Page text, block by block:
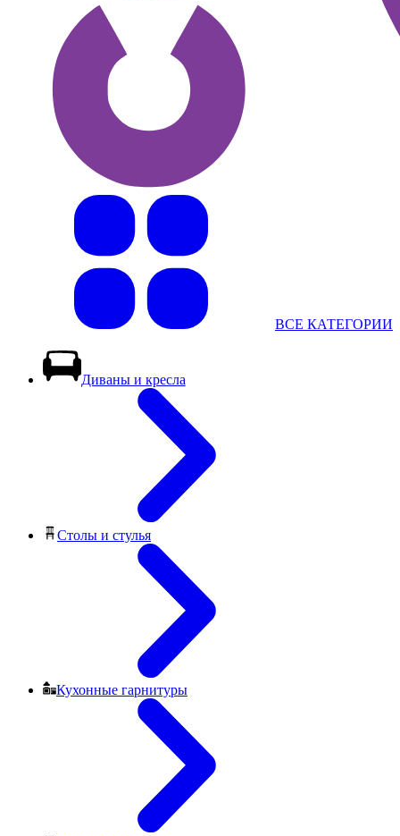
ВСЕ КАТЕГОРИИ
Диваны и кресла
Столы и стулья
Кухонные гарнитуры